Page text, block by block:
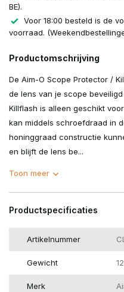
BE).
Voor 18:00 besteld is de
voorraad.
Productomschrijving
De Aim-O Scope Protector /
de lens van je scope
Killflash is alleen geschikt
kan middels schroefdraad in
honinggraad constructie
en blijft de lens be...
Toon meer
Productspecificaties
Artikelnummer
Gewicht 12
Merk